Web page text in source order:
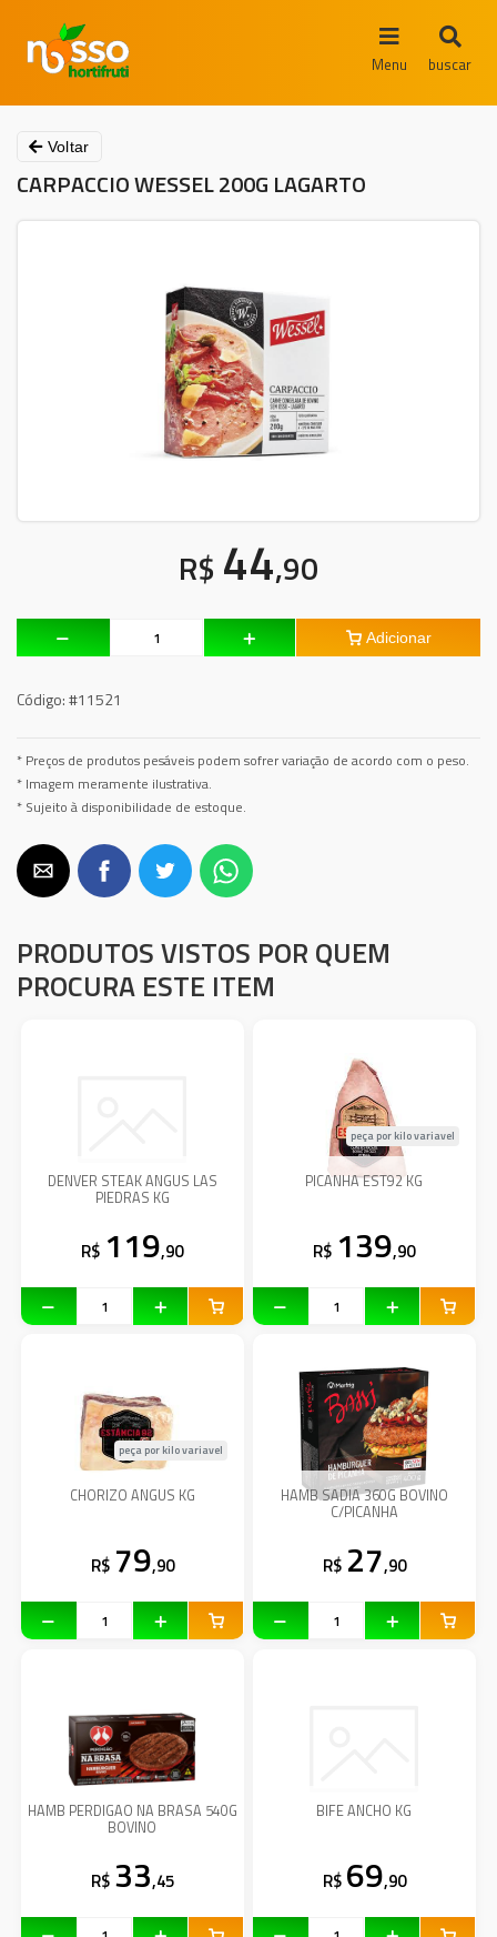
Menu buscar
Voltar
CARPACCIO WESSEL 200G LAGARTO
R$ 44,90
Adicionar
Código:#11521
* Preços de produtos pesáveis podem sofrer variação de acordo com o peso.
* Imagem meramente ilustrativa.
* Sujeito à disponibilidade de estoque.
PRODUTOS VISTOS POR QUEM
PROCURA ESTE ITEM
DENVER STEAK ANGUS LAS
PIEDRAS KG
R$ 119,90
PICANHA EST92 KG
peça por kilo variavel
R$ 139,90
CHORIZO ANGUS KG
peça por kilo variavel
R$ 79,90
HAMB SADIA 360G BOVINO
C/PICANHA
R$ 27,90
HAMB PERDIGAO NA BRASA 540G
BOVINO
R$ 33,45
BIFE ANCHO KG
R$ 69,90